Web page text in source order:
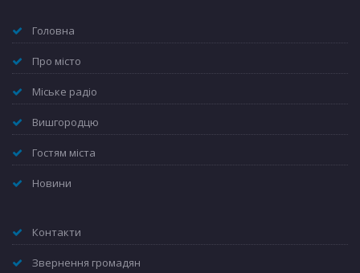
Головна
Про місто
Міське радіо
Вишгородцю
Гостям міста
Новини
Контакти
Звернення громадян